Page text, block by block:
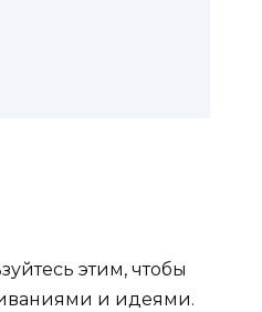
этим, чтобы
и идеями.